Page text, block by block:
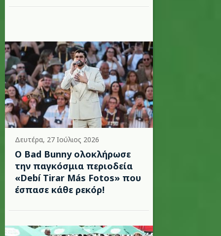
Δευτέρα, 27 Ιούλιος 2026
Ο Bad Bunny ολοκλήρωσε
την παγκόσμια περιοδεία
«Debí Tirar Más Fotos» που
έσπασε κάθε ρεκόρ!